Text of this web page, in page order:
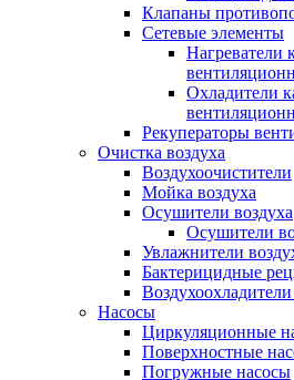
Клапаны
Сетевые элементы
Нагреватели
Охладители
Рекуператоры
Очистка воздуха
Воздухоочистители
Мойка воздуха
Осушители воздуха
Осушители
Увлажнители
Бактерицидные
Насосы
Циркуляционные
Поверхностные
Погружные насосы